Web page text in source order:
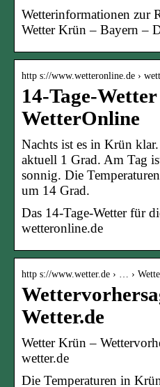
Wetterinformationen zur
Wetter Krün – Bayern –
http s://www.wetteronline.de ›
14-Tage-
WetterOnline
Nachts ist es in Krün
aktuell 1 Grad. Am Tag
sonnig. Die
um 14 Grad.
Das 14-Tage-Wetter für
wetteronline.de
http s://www.wetter.de › … ›
Wetter.de
Wetter Krün –
wetter.de
Die Temperaturen in